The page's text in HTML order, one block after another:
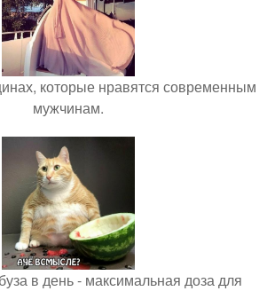
которые нравятся современным
мужчинам.
в день - максимальная доза для